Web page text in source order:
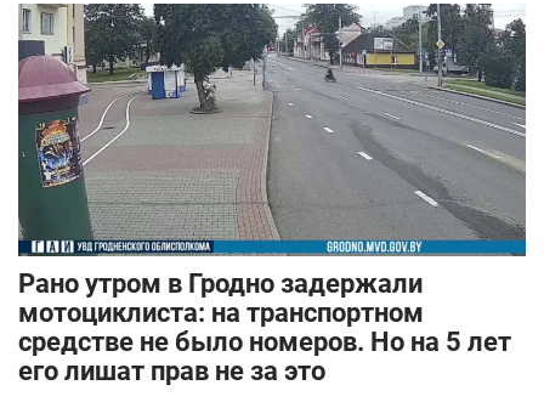
Рано утром в Гродно задержали
мотоциклиста: на транспортном
средстве не было номеров. Но на 5 лет
его лишат прав не за это